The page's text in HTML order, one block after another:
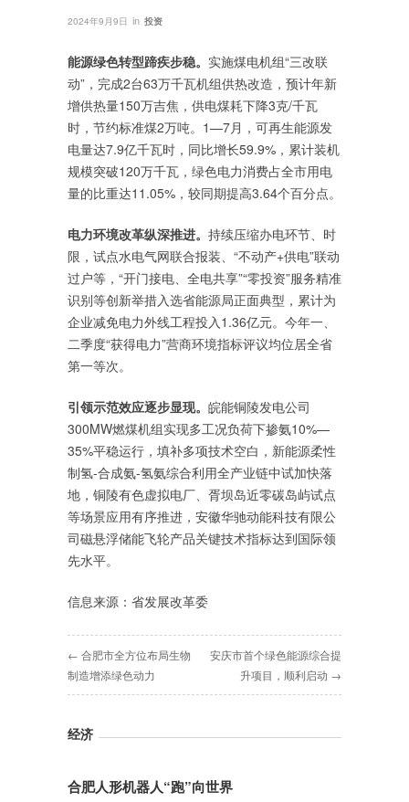
2024年9月9日 in 投资
能源绿色转型蹄疾步稳。 实施煤电机组“三改联
动”，完成2台63万千瓦机组供热改造，预计年新
增供热量150万吉焦，供电煤耗下降3克/千瓦
时，节约标准煤2万吨。1—7月，可再生能源发
电量达7.9亿千瓦时，同比增长59.9%，累计装机
规模突破120万千瓦，绿色电力消费占全市用电
量的比重达11.05%，较同期提高3.64个百分点。
电力环境改革纵深推进。 持续压缩办电环节、时
限，试点水电气网联合报装、“不动产+供电”联动
过户等，“开门接电、全电共享”“零投资”服务精准
识别等创新举措入选省能源局正面典型，累计为
企业减免电力外线工程投入1.36亿元。今年一、
二季度“获得电力”营商环境指标评议均位居全省
第一等次。
引领示范效应逐步显现。 皖能铜陵发电公司
300MW燃煤机组实现多工况负荷下掺氨10%—
35%平稳运行，填补多项技术空白，新能源柔性
制氢-合成氨-氢氨综合利用全产业链中试加快落
地，铜陵有色虚拟电厂、胥坝岛近零碳岛屿试点
等场景应用有序推进，安徽华驰动能科技有限公
司磁悬浮储能飞轮产品关键技术指标达到国际领
先水平。
信息来源：省发展改革委
← 合肥市全方位布局生物
制造增添绿色动力
安庆市首个绿色能源综合提
升项目，顺利启动 →
经济
合肥人形机器人“跑”向世界